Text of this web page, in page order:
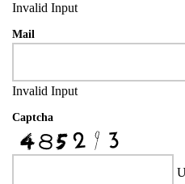
Invalid Input
Mail
Invalid Input
Captcha